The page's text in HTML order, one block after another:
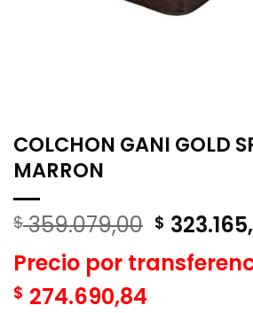
COLCHON GANI GOLD
MARRON
$359.079,00 El
original
$
Precio por
$ 274.690,84